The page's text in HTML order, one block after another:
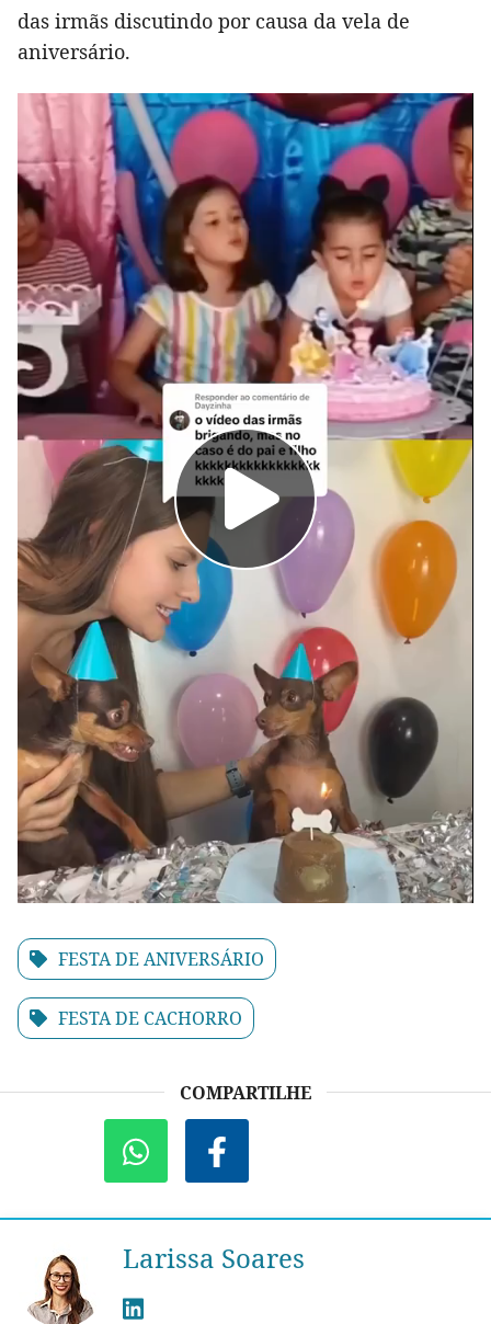
das irmãs discutindo por causa da vela de
aniversário.
FESTA DE ANIVERSÁRIO
FESTA DE CACHORRO
COMPARTILHE
Larissa Soares